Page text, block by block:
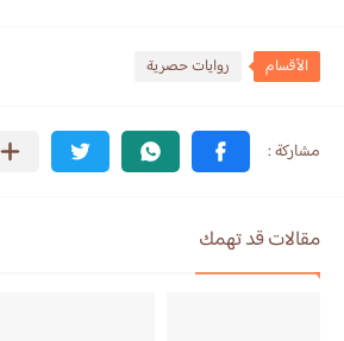
الأقسام روايات حصرية
مقالات قد تهمك